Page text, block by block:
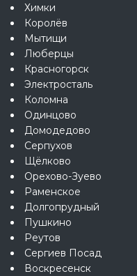
Химки
Королёв
Мытищи
Люберцы
Красногорск
Электросталь
Коломна
Одинцово
Домодедово
Серпухов
Щёлково
Орехово-Зуево
Раменское
Долгопрудный
Пушкино
Реутов
Сергиев Посад
Воскресенск